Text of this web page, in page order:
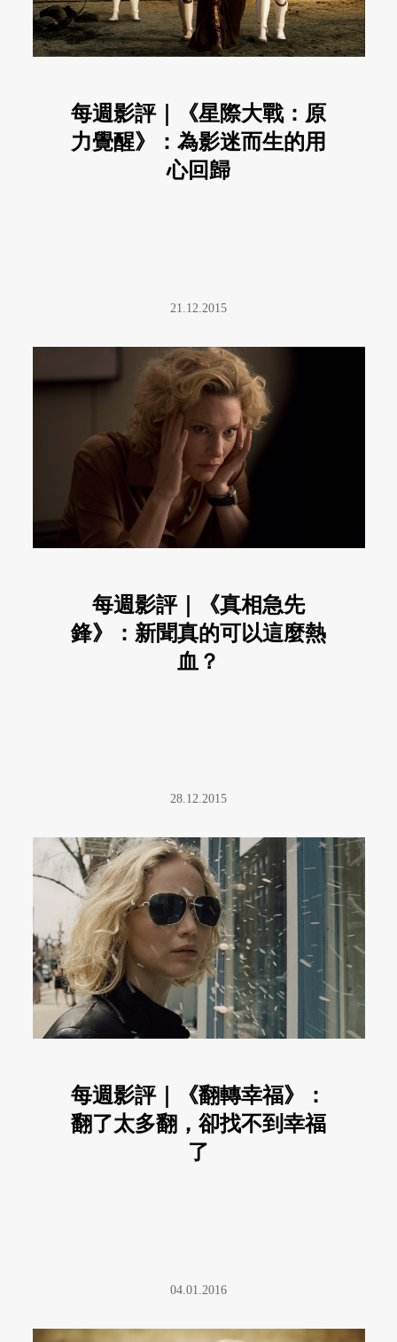
每週影評｜《星際大戰：原
力覺醒》：為影迷而生的用
心回歸
21.12.2015
每週影評｜《真相急先
鋒》：新聞真的可以這麼熱
血？
28.12.2015
每週影評｜《翻轉幸福》：
翻了太多翻，卻找不到幸福
了
04.01.2016